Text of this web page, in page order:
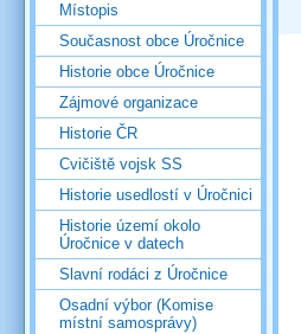
Místopis
Současnost obce Úročnice
Historie obce Úročnice
Zájmové organizace
Historie ČR
Cvičiště vojsk SS
Historie usedlostí v Úročnici
Historie území okolo
Úročnice v datech
Slavní rodáci z Úročnice
Osadní výbor (Komise
místní samosprávy)